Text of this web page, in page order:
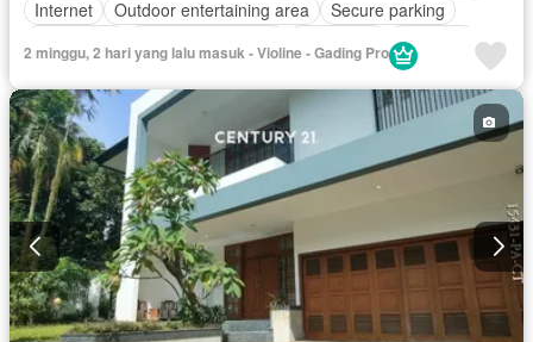
Internet
Outdoor entertaining area
Secure parking
Halaman
Sebagian perabotan
2 minggu, 2 hari yang lalu masuk - Violine - Gading Pro